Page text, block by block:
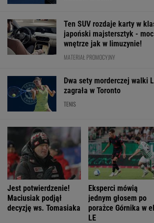
Ten SUV rozdaje karty w
japoński majstersztyk -
wnętrze jak w limuzynie!
MATERIAŁ PROMOCYJNY
Dwa sety morderczej walki
zagrała w Toronto
TENIS
Jest potwierdzenie!
Maciusiak podjął
decyzję ws. Tomasiaka
Eksperci mówią
jednym głosem po
porażce Górnika w
LE